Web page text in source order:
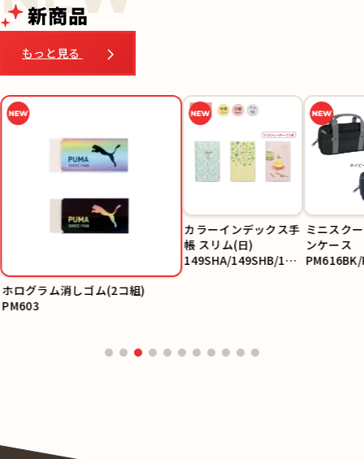
新商品
もっと見る
ホログラム消しゴム(2コ組)
PM603
カラーインデックス手
帳 スリム(日)
149SHA/149SHB/149
ミニスク
ンケース